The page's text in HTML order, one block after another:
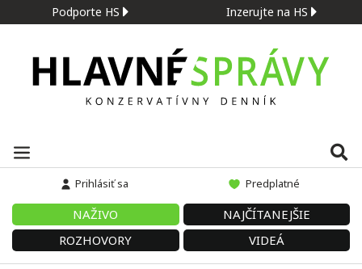
Podporte HS Inzerujte na HS
Prihlásiť sa Predplatné
NAŽIVO
NAJČÍTANEJŠIE
ROZHOVORY
VIDEÁ